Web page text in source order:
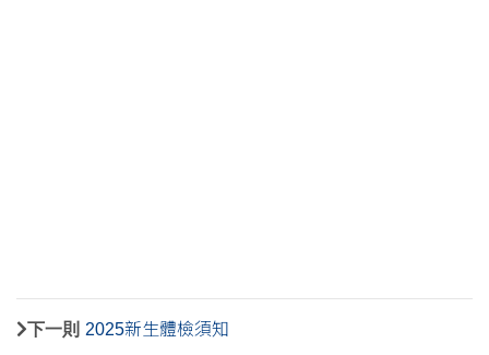
下一則 2025新生體檢須知